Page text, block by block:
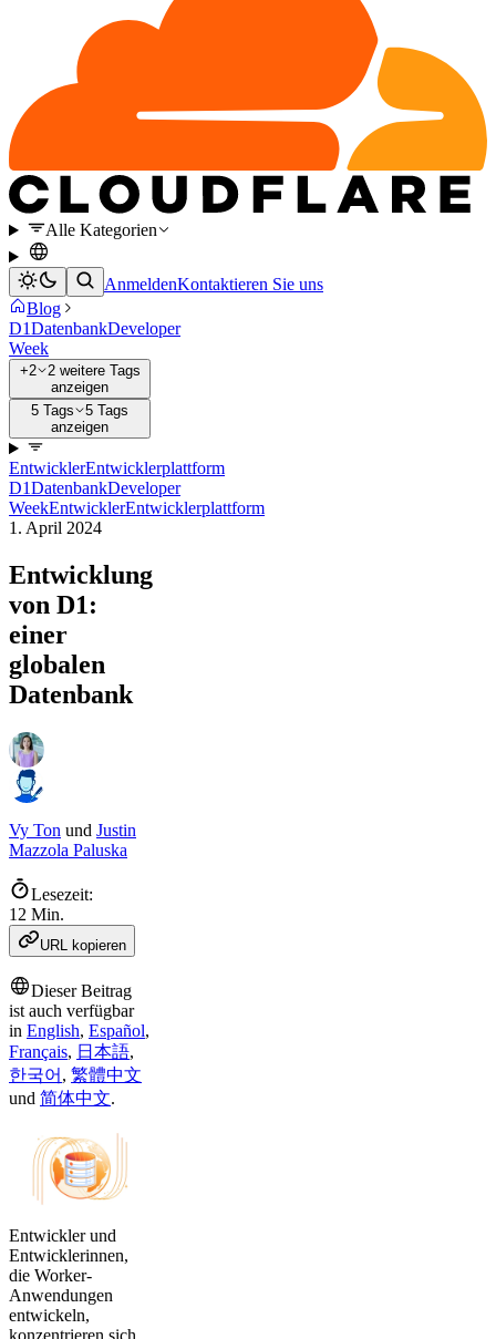
Alle Kategorien
AnmeldenKontaktieren Sie uns
Blog
D1DatenbankDeveloper
Week
+2
2 weitere Tags
anzeigen
5 Tags
5 Tags
anzeigen
EntwicklerEntwicklerplattform
D1DatenbankDeveloper
WeekEntwicklerEntwicklerplattform
1. April 2024
Entwicklung
von D1:
einer
globalen
Datenbank
Vy Ton und Justin
Mazzola Paluska
Lesezeit:
12 Min.
URL kopieren
Dieser Beitrag
ist auch verfügbar
in English, Español,
Français, 日本語,
한국어 , 繁體中文
und 简体中文.
Entwickler und
Entwicklerinnen,
die Worker-
Anwendungen
entwickeln,
konzentrieren sich